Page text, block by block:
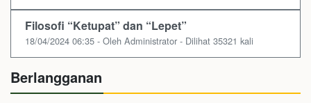
Filosofi “Ketupat” dan “Lepet”
18/04/2024 06:35 - Oleh Administrator - Dilihat 35321 kali
Berlangganan